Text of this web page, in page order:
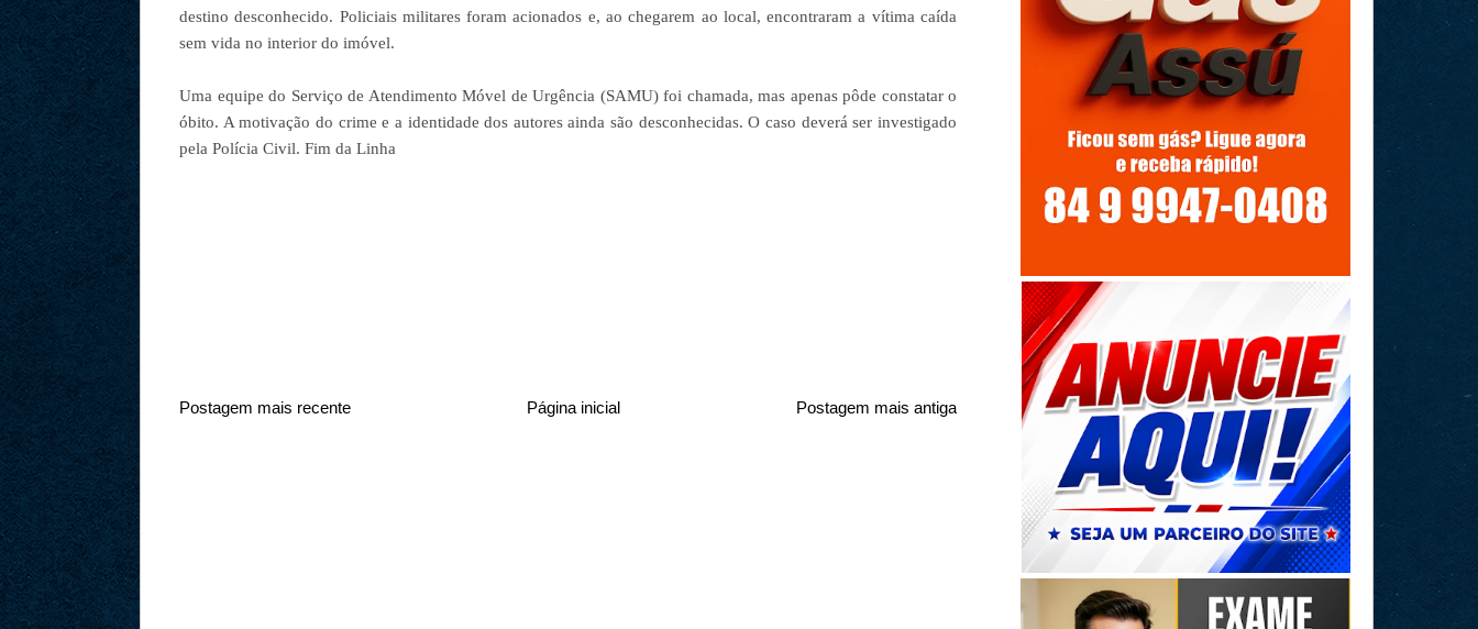
destino desconhecido. Policiais militares foram acionados e, ao chegarem ao local, encontraram a vítima caída
sem vida no interior do imóvel.
Uma equipe do Serviço de Atendimento Móvel de Urgência (SAMU) foi chamada, mas apenas pôde constatar o
óbito. A motivação do crime e a identidade dos autores ainda são desconhecidas. O caso deverá ser investigado
pela Polícia Civil. Fim da Linha
Postagem mais recente Postagem mais antiga
Página inicial